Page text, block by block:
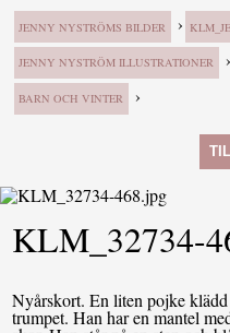
JENNY NYSTRÖMS BILDER ›
JENNY NYSTRÖM ILLUSTRATIONER ›
BARN OCH VINTER ›
KLM_32734-
Nyårskort. En liten pojke
trumpet. Han har en mantel